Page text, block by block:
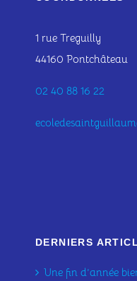
1 rue Treguilly
44160 Pontchâteau
02 40 88 16 22
DERNIERS
Une fin d’année